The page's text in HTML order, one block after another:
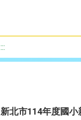
:::
新北市114年度國